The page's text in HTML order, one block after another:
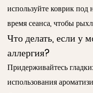
используйте коврик под
время сеанса, чтобы
Что делать, если у
аллергия?
Придерживайтесь
использования